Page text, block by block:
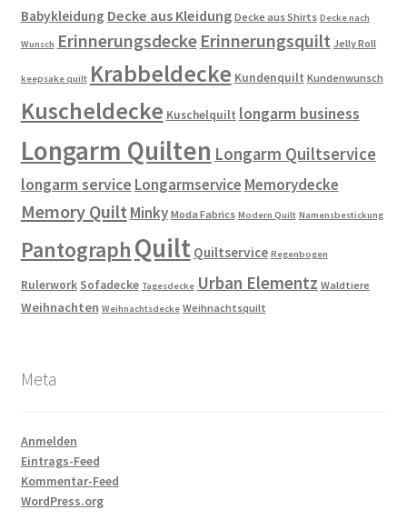
Babykleidung Decke aus Kleidung Decke aus Shirts Decke nach
Wunsch Erinnerungsdecke Erinnerungsquilt Jelly Roll
keepsake quilt Krabbeldecke Kundenquilt Kundenwunsch
Kuscheldecke Kuschelquilt longarm business
Longarm Quilten Longarm Quiltservice
longarm service Longarmservice Memorydecke
Memory Quilt Minky Moda Fabrics Modern Quilt Namensbestickung
Pantograph Quilt Quiltservice Regenbogen
Rulerwork Sofadecke Tagesdecke Urban Elementz Waldtiere
Weihnachten Weihnachtsdecke Weihnachtsquilt
Meta
Anmelden
Eintrags-Feed
Kommentar-Feed
WordPress.org